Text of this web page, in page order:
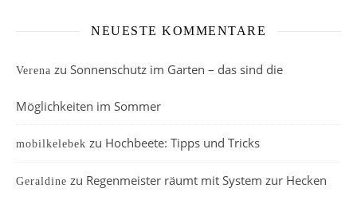
NEUESTE KOMMENTARE
Verena zu Sonnenschutz im Garten – das sind die
Möglichkeiten im Sommer
mobilkelebek zu Hochbeete: Tipps und Tricks
Geraldine zu Regenmeister räumt mit System zur Hecken